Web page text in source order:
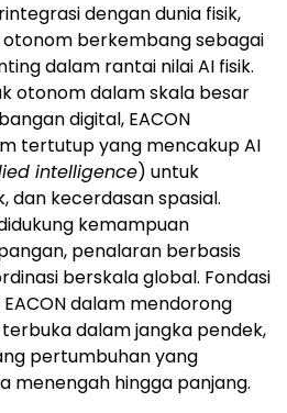
dengan dunia fisik,
berkembang sebagai
dalam rantai nilai AI fisik.
otonom dalam skala besar
digital, EACON
tertutup yang mencakup AI
intelligence) untuk
dan kecerdasan spasial.
kemampuan
penalaran berbasis
berskala global. Fondasi
dalam mendorong
dalam jangka pendek,
pertumbuhan yang
menengah hingga panjang.